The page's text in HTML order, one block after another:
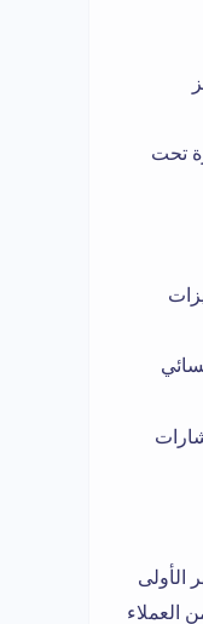
تحت
الأولى
العملاء